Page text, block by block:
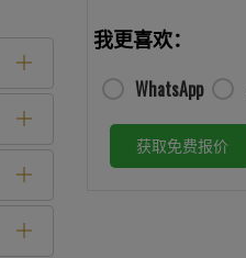
我更喜欢：
WhatsApp
获取免费报价